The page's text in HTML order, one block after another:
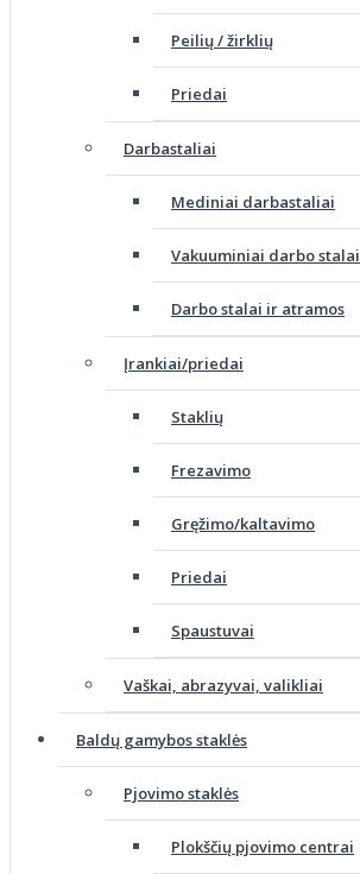
Peilių / žirklių
Priedai
Darbastaliai
Mediniai darbastaliai
Vakuuminiai darbo stalai
Darbo stalai ir atramos
Įrankiai/priedai
Staklių
Frezavimo
Gręžimo/kaltavimo
Priedai
Spaustuvai
Vaškai, abrazyvai, valikliai
Baldų gamybos staklės
Pjovimo staklės
Plokščių pjovimo centrai